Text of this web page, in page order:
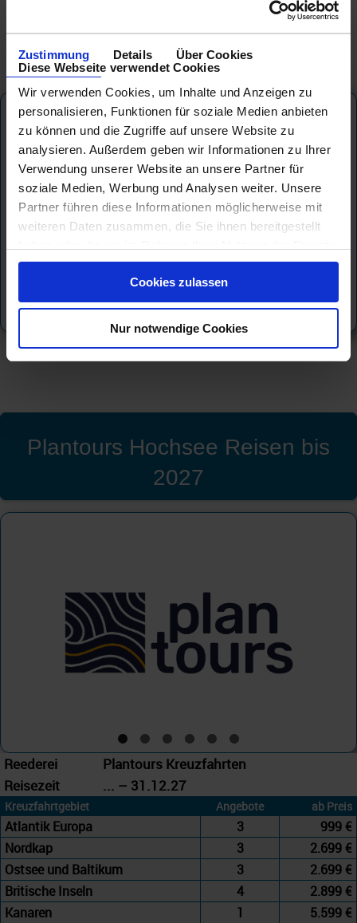
Zustimmung Details
Über Cookies
Diese Webseite verwendet Cookies
Wir verwenden Cookies, um Inhalte und Anzeigen zu
personalisieren, Funktionen für soziale Medien anbieten
zu können und die Zugriffe auf unsere Website zu
analysieren. Außerdem geben wir Informationen zu Ihrer
Verwendung unserer Website an unsere Partner für
soziale Medien, Werbung und Analysen weiter. Unsere
Partner führen diese Informationen möglicherweise mit
weiteren Daten zusammen, die Sie ihnen bereitgestellt
gesammelt haben.
Cookies zulassen
Nur notwendige Cookies
Plantours Kreuzfahrten
Plantours Hochsee Reisen bis
2027
Reederei
Plantours Kreuzfahrten
Reisezeit
... – 31.12.27
Kreuzfahrtgebiet Angebote ab Preis
Atlantik Europa 3
999 €
Nordkap
3
2.699 €
Ostsee und Baltikum
3
2.699 €
Britische Inseln
4
2.899 €
Kanaren
1 5.599 €